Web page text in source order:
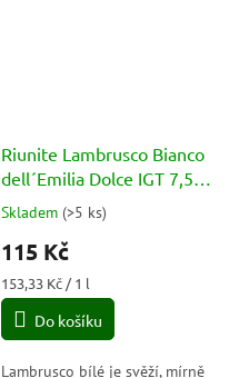
Riunite Lambrusco Bianco
dell´Emilia Dolce IGT 7,5%
0,75l
Průměrné
produktu
je
5,0
5
hvězdiček.
Skladem (>5 ks)
115 Kč
Měrná
cena:
153,33 Kč / 1 l
Do košíku
Lambrusco bílé je svěží, mírně